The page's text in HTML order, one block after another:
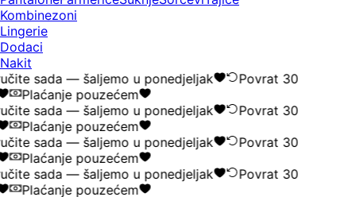
Kombinezoni
Lingerie
Dodaci
Nakit
sada — šaljemo u ponedjeljak
Povrat 30
Plaćanje pouzećem
sada — šaljemo u ponedjeljak
Povrat 30
Plaćanje pouzećem
sada — šaljemo u ponedjeljak
Povrat 30
Plaćanje pouzećem
sada — šaljemo u ponedjeljak
Povrat 30
Plaćanje pouzećem